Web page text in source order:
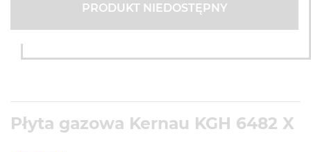
PRODUKT NIEDOSTĘPNY
Płyta gazowa Kernau KGH 6482 X